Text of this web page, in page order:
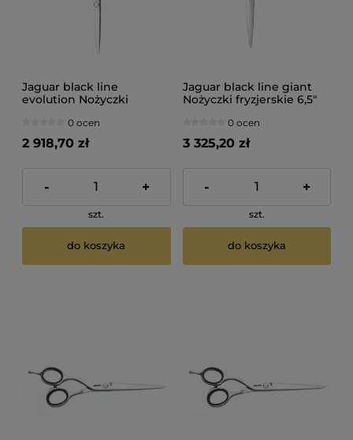
Jaguar black line
evolution Nożyczki
0 ocen
2 918,70 zł
- +
szt.
do koszyka
Jaguar black line giant
Nożyczki fryzjerskie 6,5"
0 ocen
3 325,20 zł
- +
szt.
do koszyka